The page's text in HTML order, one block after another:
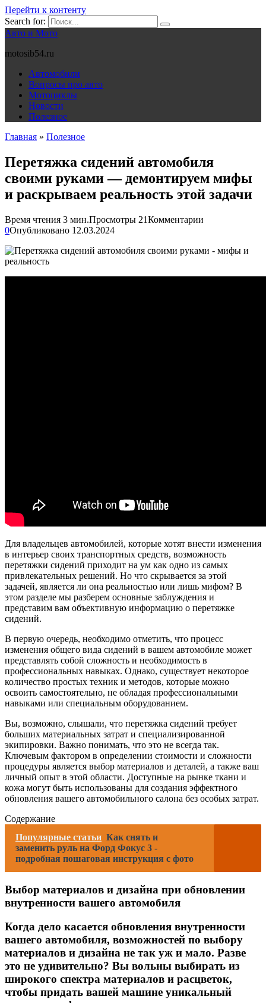
Перейти к контенту
Search for:
Авто и Мото
motosib54.ru
Автомобили
Вопросы про авто
Мотоциклы
Новости
Полезное
Главная » Полезное
Перетяжка сидений автомобиля
своими руками — демонтируем мифы
и раскрываем реальность этой задачи
Время чтения 3 мин.Просмотры 21Комментарии
0Опубликовано 12.03.2024
Для владельцев автомобилей, которые хотят внести изменения
в интерьер своих транспортных средств, возможность
перетяжки сидений приходит на ум как одно из самых
привлекательных решений. Но что скрывается за этой
задачей, является ли она реальностью или лишь мифом? В
этом разделе мы разберем основные заблуждения и
представим вам объективную информацию о перетяжке
сидений.
В первую очередь, необходимо отметить, что процесс
изменения общего вида сидений в вашем автомобиле может
представлять собой сложность и необходимость в
профессиональных навыках. Однако, существует некоторое
количество простых техник и методов, которые можно
освоить самостоятельно, не обладая профессиональными
навыками или специальным оборудованием.
Вы, возможно, слышали, что перетяжка сидений требует
больших материальных затрат и специализированной
экипировки. Важно понимать, что это не всегда так.
Ключевым фактором в определении стоимости и сложности
процедуры является выбор материалов и деталей, а также ваш
личный опыт в этой области. Доступные на рынке ткани и
кожа могут быть использованы для создания эффектного
обновления вашего автомобильного салона без особых затрат.
Содержание
Популярные статьи Как снять и
заменить руль на Форд Фокус 3 -
подробная пошаговая инструкция с фото
Выбор материалов и дизайна при обновлении
внутренности вашего автомобиля
Когда дело касается обновления внутренности
вашего автомобиля, возможностей по выбору
материалов и дизайна не так уж и мало. Разве
это не удивительно? Вы вольны выбирать из
широкого спектра материалов и расцветок,
чтобы придать вашей машине уникальный